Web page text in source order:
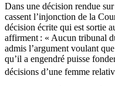
Dans une décision rendue
cassent l’injonction de la
décision écrite qui est sortie
affirment : « Aucun tribunal
admis l’argument voulant
qu’il a engendré puisse
décisions d’une femme